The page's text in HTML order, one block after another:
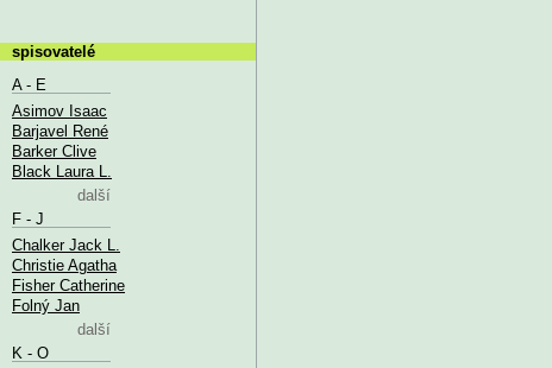
spisovatelé
A - E
Asimov Isaac
Barjavel René
Barker Clive
Black Laura L.
další
F - J
Chalker Jack L.
Christie Agatha
Fisher Catherine
Folný Jan
další
K - O